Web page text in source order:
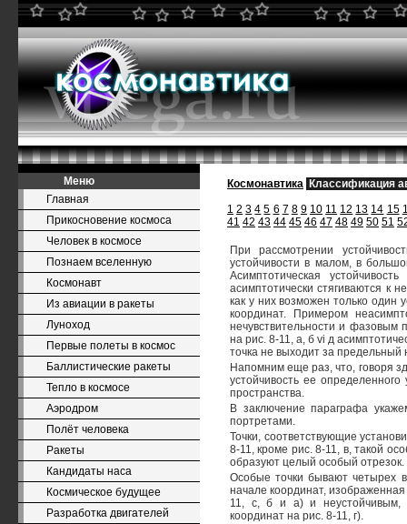
Меню
Главная
Прикосновение космоса
Человек в космосе
Познаем вселенную
Космонавт
Из авиации в ракеты
Луноход
Первые полеты в космос
Баллистические ракеты
Тепло в космосе
Аэродром
Полёт человека
Ракеты
Кандидаты наса
Космическое будущее
Разработка двигателей
Космонавтика Классификация
1 2 3 4 5 6 7 8 9 10 11 12 13 14 15
41 42 43 44 45 46 47 48 49 50 51
При рассмотрении
устойчивости в малом, в
Асимптотическая
асимптотически стягиваются к
как у них возможен только один
координат. Примером
нечувствительности и
на рис. 8-11, а, б vi д
точка не выходит за предельный
Напомним еще раз, что, говоря
устойчивость ее
пространства.
В заключение параграфа
портретами.
Точки, соответствующие
8-11, кроме рис. 8-11, в, такой
образуют целый особый отрезок.
Особые точки бывают четырех
начале координат,
11, с, б и а) и неустойчивым,
координат на рис. 8-11, г).